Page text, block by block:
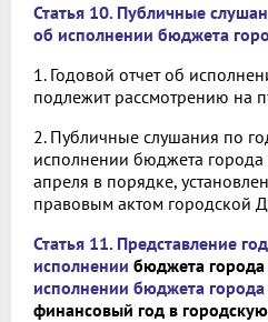
Статья 10. Публичные
об исполнении бюджета
1. Годовой отчет об
подлежит рассмотрению на
2. Публичные слушания по
исполнении бюджета
апреля в порядке,
правовым актом городской
Статья 11. Представление
исполнении бюджета города
исполнении бюджета города
финансовый год в